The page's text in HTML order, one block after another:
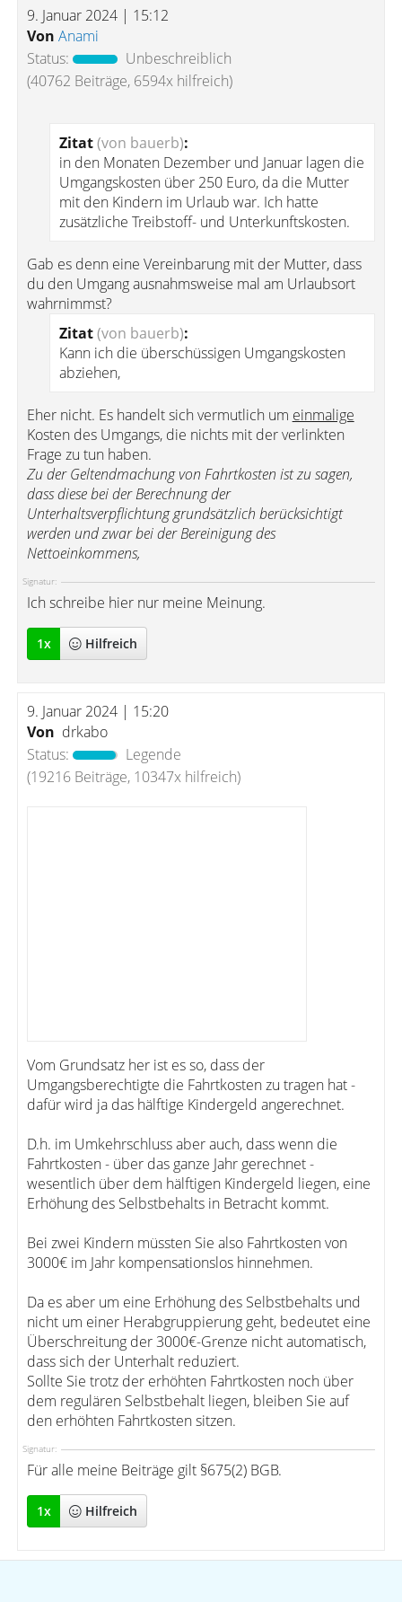
9. Januar 2024 | 15:12
Von Anami
Status:
Unbeschreiblich
(40762 Beiträge, 6594x hilfreich)
Zitat(von bauerb):
in den Monaten Dezember und Januar lagen die
Umgangskosten über 250 Euro, da die Mutter
mit den Kindern im Urlaub war. Ich hatte
zusätzliche Treibstoff- und Unterkunftskosten.
Gab es denn eine Vereinbarung mit der Mutter, dass
du den Umgang ausnahmsweise mal am Urlaubsort
wahrnimmst?
Zitat(von bauerb):
Kann ich die überschüssigen Umgangskosten
abziehen,
Eher nicht. Es handelt sich vermutlich um einmalige
Kosten des Umgangs, die nichts mit der verlinkten
Frage zu tun haben.
Zu der Geltendmachung von Fahrtkosten ist zu sagen,
dass diese bei der Berechnung der
Unterhaltsverpflichtung grundsätzlich berücksichtigt
werden und zwar bei der Bereinigung des
Nettoeinkommens,
Signatur:
Ich schreibe hier nur meine Meinung.
1x Hilfreich
9. Januar 2024 | 15:20
Von drkabo
Status:
Legende
(19216 Beiträge, 10347x hilfreich)
Vom Grundsatz her ist es so, dass der
Umgangsberechtigte die Fahrtkosten zu tragen hat -
dafür wird ja das hälftige Kindergeld angerechnet.
D.h. im Umkehrschluss aber auch, dass wenn die
Fahrtkosten - über das ganze Jahr gerechnet -
wesentlich über dem hälftigen Kindergeld liegen, eine
Erhöhung des Selbstbehalts in Betracht kommt.
Bei zwei Kindern müssten Sie also Fahrtkosten von
3000€ im Jahr kompensationslos hinnehmen.
Da es aber um eine Erhöhung des Selbstbehalts und
nicht um einer Herabgruppierung geht, bedeutet eine
Überschreitung der 3000€-Grenze nicht automatisch,
dass sich der Unterhalt reduziert.
Sollte Sie trotz der erhöhten Fahrtkosten noch über
dem regulären Selbstbehalt liegen, bleiben Sie auf
den erhöhten Fahrtkosten sitzen.
Signatur:
Für alle meine Beiträge gilt §675(2) BGB.
1x Hilfreich